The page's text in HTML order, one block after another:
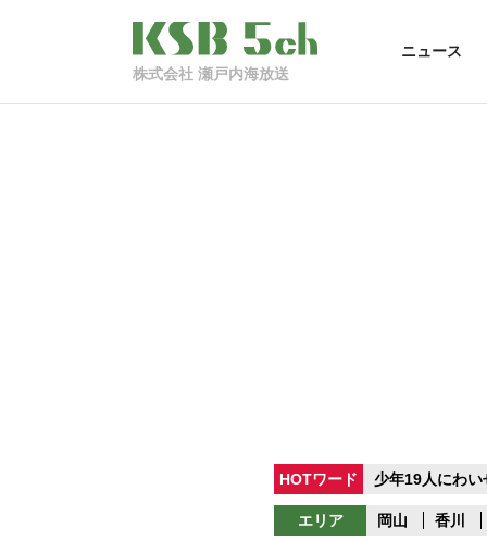
株式会社 瀬戸内海放送
ニュース
HOTワード 少年19人にわい
エリア 岡山 香川